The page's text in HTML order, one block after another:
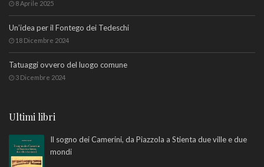
8 Aprile 2025
Un’idea per il Fontego dei Tedeschi
18 Dicembre 2024
Tatuaggi ovvero del luogo comune
3 Dicembre 2024
Ultimi libri
Il sogno dei Camerini, da Piazzola a Stienta due ville e due
mondi